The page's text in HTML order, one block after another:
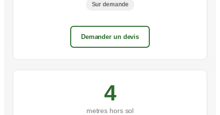
Sur demande
Demander un devis
4
metres hors sol